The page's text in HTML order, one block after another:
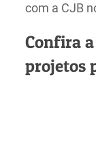
com a CJB
Confira
projetos